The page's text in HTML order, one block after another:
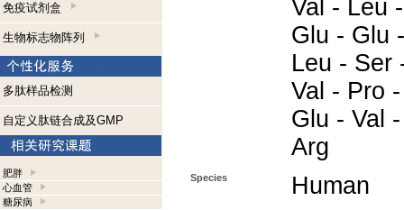
免疫试剂盒
生物标志物阵列
多肽样品检测
自定义肽链合成及GMP
肥胖
心血管
糖尿病
Val - Leu
Glu - Glu
Leu - Ser
Val - Pro
Glu - Val
Arg
Species Human